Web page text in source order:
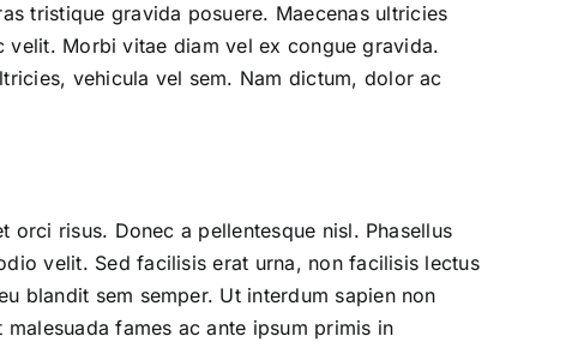
tristique gravida posuere. Maecenas ultricies
velit. Morbi vitae diam vel ex congue gravida.
vehicula vel sem. Nam dictum, dolor ac
risus. Donec a pellentesque nisl. Phasellus
velit. Sed facilisis erat urna, non facilisis lectus
blandit sem semper. Ut interdum sapien non
fames ac ante ipsum primis in